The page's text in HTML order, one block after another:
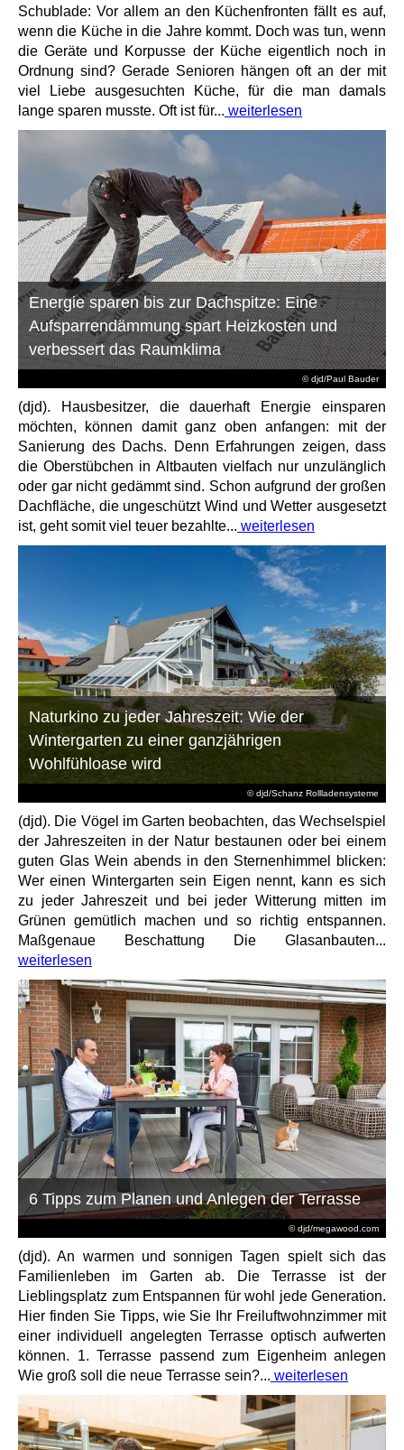
Schublade: Vor allem an den Küchenfronten fällt es auf,
wenn die Küche in die Jahre kommt. Doch was tun, wenn
die Geräte und Korpusse der Küche eigentlich noch in
Ordnung sind? Gerade Senioren hängen oft an der mit
viel Liebe ausgesuchten Küche, für die man damals
lange sparen musste. Oft ist für... weiterlesen
© djd/Paul Bauder
Energie sparen bis zur Dachspitze: Eine
Aufsparrendämmung spart Heizkosten und
verbessert das Raumklima
(djd). Hausbesitzer, die dauerhaft Energie einsparen
möchten, können damit ganz oben anfangen: mit der
Sanierung des Dachs. Denn Erfahrungen zeigen, dass
die Oberstübchen in Altbauten vielfach nur unzulänglich
oder gar nicht gedämmt sind. Schon aufgrund der großen
Dachfläche, die ungeschützt Wind und Wetter ausgesetzt
ist, geht somit viel teuer bezahlte... weiterlesen
© djd/Schanz Rollladensysteme
Naturkino zu jeder Jahreszeit: Wie der
Wintergarten zu einer ganzjährigen
Wohlfühloase wird
(djd). Die Vögel im Garten beobachten, das Wechselspiel
der Jahreszeiten in der Natur bestaunen oder bei einem
guten Glas Wein abends in den Sternenhimmel blicken:
Wer einen Wintergarten sein Eigen nennt, kann es sich
zu jeder Jahreszeit und bei jeder Witterung mitten im
Grünen gemütlich machen und so richtig entspannen.
Maßgenaue Beschattung Die Glasanbauten...
weiterlesen
© djd/megawood.com
6 Tipps zum Planen und Anlegen der Terrasse
(djd). An warmen und sonnigen Tagen spielt sich das
Familienleben im Garten ab. Die Terrasse ist der
Lieblingsplatz zum Entspannen für wohl jede Generation.
Hier finden Sie Tipps, wie Sie Ihr Freiluftwohnzimmer mit
einer individuell angelegten Terrasse optisch aufwerten
können. 1. Terrasse passend zum Eigenheim anlegen
Wie groß soll die neue Terrasse sein?... weiterlesen